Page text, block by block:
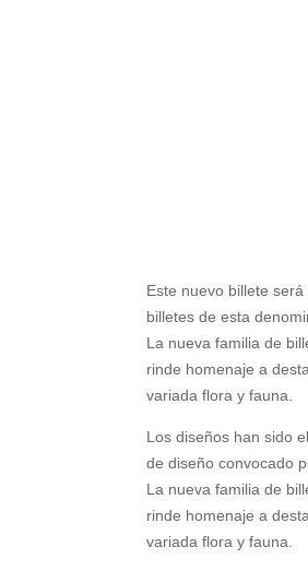
Este nuevo billete
billetes de esta
La nueva familia de
rinde homenaje a
variada flora y fauna.
Los diseños han sido
de diseño convocado
La nueva familia de
rinde homenaje a
variada flora y fauna.